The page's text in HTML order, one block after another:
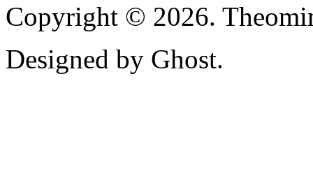
Copyright © 2026.
Designed by Ghost.